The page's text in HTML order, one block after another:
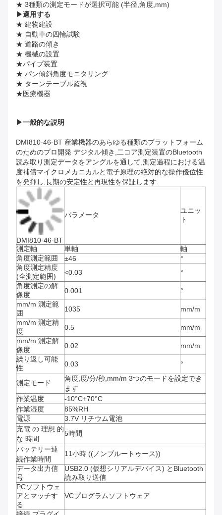
★ 3種類の測定モードが選択可能 (半径,角度,mm)
▶適用する
★ 建物建設
★ 自動車の四輪試験
★ 道路の傾き
★ 機械の設置
★パイプ装置
★ パン傾斜角度モニタリング
★ ターンテーブル監視
★医療機器
▶一般的な説明
DMI810-46-BT 産業機器のあらゆる種類のプラットフォーム
のためのプロ開発 デジタル傾き,二コア測定装置のBluetooth
読み取り測定データをアングルを通して,測定過程における温
度補償マイクロメカニカルと電子原理の絶対的な操作優位性
を発揮し,長期の安定性と再現性を保証します.
DMI810-46-BT
パラメータ
ユニッ
ト
測定軸 単軸
軸
角度測定範囲
±46
°
角度測定精度
(全測定範囲)
<0.03
°
角度測定の解
像度
0.001
°
mm/m 測定範
囲
1035
mm/m
mm/m 測定精
度
0.5
mm/m
mm/m 測定解
像度
0.02
mm/m
繰り返し可能
性
0.03 °
測定モード
角度,度/分/秒,mm/m 3つのモードを設定でき
ます
作業温度
-10°C+70°C
作業湿度
85%RH
電源
3.7V リチウム電池
充電 の 理想 的
な 時間
5時間
バッテリー連
続作業時間
11小時 ((ノンブルートゥース))
データ出力信
号
USB2.0 (仮想シリアルデバイス) とBluetooth
読み取り送信
PCソフトウェ
アとマッチす
る
VCプログラムソフトウェア